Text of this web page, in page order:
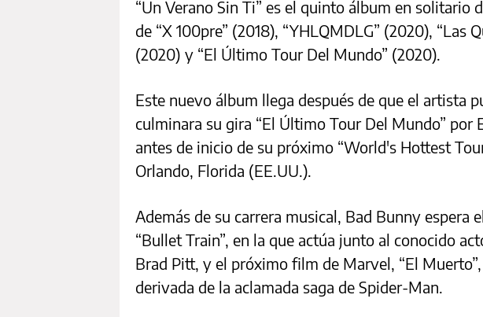
“Un Verano Sin Ti” es el quinto álbum en solitario
de “X 100pre” (2018), “YHLQMDLG” (2020), “Las
(2020) y “El Último Tour Del Mundo” (2020).
Este nuevo álbum llega después de que el artista
culminara su gira “El Último Tour Del Mundo” por
antes de inicio de su próximo “World's Hottest
Orlando, Florida (EE.UU.).
Además de su carrera musical, Bad Bunny espera
“Bullet Train”, en la que actúa junto al conocido
Brad Pitt, y el próximo film de Marvel, “El
derivada de la aclamada saga de Spider-Man.